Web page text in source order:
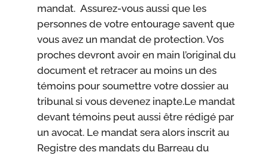
mandat. Assurez-vous aussi que les
personnes de votre entourage savent que
vous avez un mandat de protection. Vos
proches devront avoir en main l’original du
document et retracer au moins un des
témoins pour soumettre votre dossier au
tribunal si vous devenez inapte.Le mandat
devant témoins peut aussi être rédigé par
un avocat. Le mandat sera alors inscrit au
Registre des mandats du Barreau du